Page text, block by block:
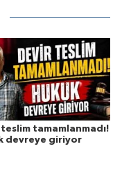
teslim tamamlanmadı!
devreye giriyor